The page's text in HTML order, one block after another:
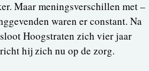
Maar meningsverschillen met –
waren er constant. Na
Hoogstraten zich vier jaar
hij zich nu op de zorg.